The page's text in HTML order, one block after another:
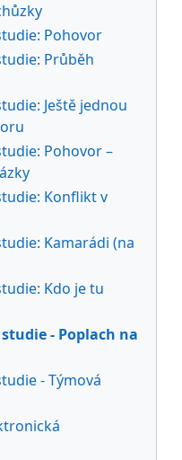
Pohovor
Průběh
Ještě jednou
Pohovor –
Konflikt v
Kamarádi (na
Kdo je tu
- Poplach na
- Týmová